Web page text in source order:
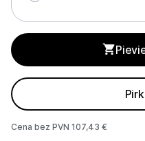
Gaisa mitrinātāji
Gaisa sausinātāji
Ventilatori
Cena bez PVN 107,43 €